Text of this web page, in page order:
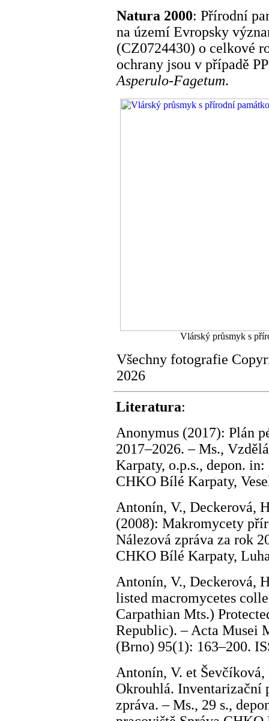
Natura 2000: Přírodní
na území Evropsky
(CZ0724430) o celkové
ochrany jsou v případě
Asperulo-Fagetum.
Vlárský průsmyk s
Všechny fotografie
2026
Literatura:
Anonymus (2017): Plán
2017–2026. – Ms.,
Karpaty, o.p.s., depon.
CHKO Bílé Karpaty,
Antonín, V., Deckerová,
(2008): Makromycety
Nálezová zpráva za rok
CHKO Bílé Karpaty,
Antonín, V., Deckerová,
listed macromycetes
Carpathian Mts.)
Republic). – Acta Musei
(Brno) 95(1): 163–200.
Antonín, V. et
Okrouhlá. Inventarizační
zpráva. – Ms., 29 s.,